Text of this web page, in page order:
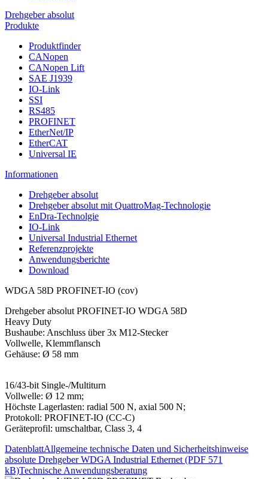
Drehgeber absolut
Produkte
Produktfinder
CANopen
CANopen Lift
SAE J1939
IO-Link
SSI
RS485
PROFINET
EtherNet/IP
EtherCAT
Universal IE
Informationen
Drehgeber absolut
Drehgeber absolut mit QuattroMag-Technologie
EnDra-Technolgie
IO-Link
Universal Industrial Ethernet
Referenzprojekte
Anwendungsberichte
Download
WDGA 58D PROFINET-IO (cov)
Drehgeber absolut PROFINET-IO WDGA 58D
Heavy Duty
Bushaube: Anschluss über 3x M12-Stecker
Vollwelle, Klemmflansch
Gehäuse: Ø 58 mm
16/43-bit Single-/Multiturn
Vollwelle: Ø 12 mm;
Höchste Lagerlasten: radial 500 N, axial 500 N;
Protokoll: PROFINET-IO (CC-C)
Geräteprofil: umschaltbar, Class 3, 4
DatenblattAllgemeine technische Daten und Sicherheitshinweise
absolute Drehgeber WDGA Industrial Ethernet (PDF 571
kB)Technische Anwendungsberatung